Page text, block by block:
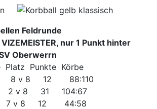
Feldrunde
nur 1 Punkt hinter
Oberwerrn
Platz Punkte Körbe
8 12 88:110
v 8 31 104:67
v 8 12 44:58